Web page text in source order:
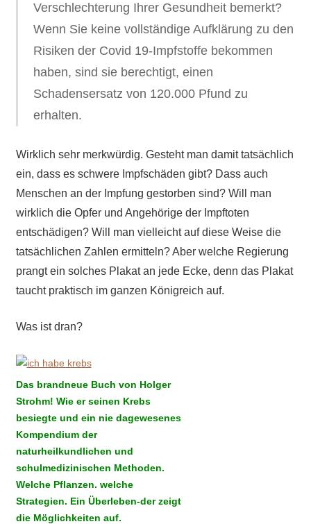
Verschlechterung Ihrer Gesundheit bemerkt?
Wenn Sie keine vollständige Aufklärung zu den
Risiken der Covid 19-Impfstoffe bekommen
haben, sind sie berechtigt, einen
Schadensersatz von 120.000 Pfund zu
erhalten.
Wirklich sehr merkwürdig. Gesteht man damit tatsächlich
ein, dass es schwere Impfschäden gibt? Dass auch
Menschen an der Impfung gestorben sind? Will man
wirklich die Opfer und Angehörige der Impftoten
entschädigen? Will man vielleicht auf diese Weise die
tatsächlichen Zahlen ermitteln? Aber welche Regierung
prangt ein solches Plakat an jede Ecke, denn das Plakat
taucht praktisch im ganzen Königreich auf.
Was ist dran?
Das brandneue Buch von Holger
Strohm! Wie er seinen Krebs
besiegte und ein nie dagewesenes
Kompendium der
naturheilkundlichen und
schulmedizinischen Methoden.
Welche Pflanzen. welche
Strategien. Ein Überleben-der zeigt
die Möglichkeiten auf.